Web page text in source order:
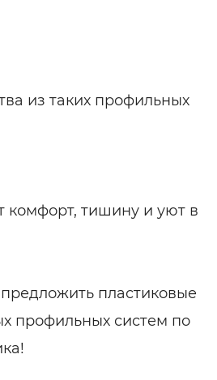
из таких профильных
комфорт, тишину и уют в
пластиковые
профильных систем по